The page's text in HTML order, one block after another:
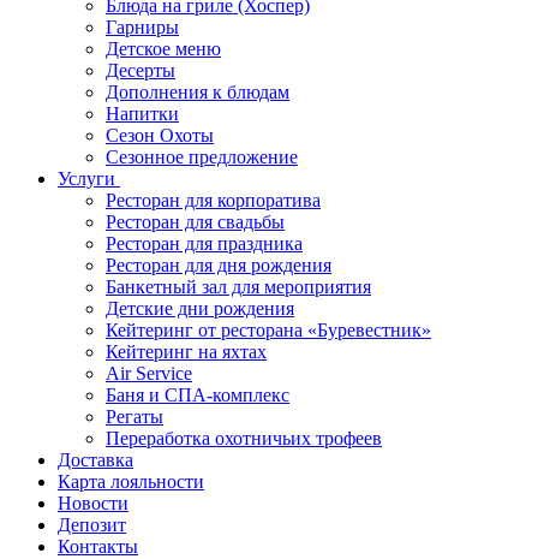
Блюда на гриле (Хоспер)
Гарниры
Детское меню
Десерты
Дополнения к блюдам
Напитки
Сезон Охоты
Сезонное предложение
Услуги
Ресторан для корпоратива
Ресторан для свадьбы
Ресторан для праздника
Ресторан для дня рождения
Банкетный зал для мероприятия
Детские дни рождения
Кейтеринг от ресторана «Буревестник»
Кейтеринг на яхтах
Air Service
Баня и СПА-комплекс
Регаты
Переработка охотничьих трофеев
Доставка
Карта лояльности
Новости
Депозит
Контакты